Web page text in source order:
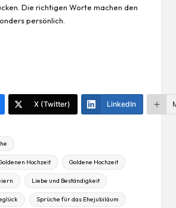
Die richtigen Worte machen den
persönlich.
X (Twitter) LinkedIn
Hochzeit Goldene Hochzeit
Liebe und Beständigkeit
Sprüche für das Ehejubiläum